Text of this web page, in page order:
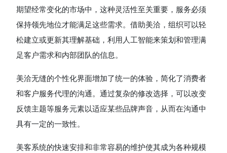
期望经常变化的市场中，这种灵活性至关重要，服务必须
保持领先地位才能满足这些需求。借助美洽，组织可以轻
松建立或更新其理解基础，利用人工智能来策划和管理满
足客户需求和内部团队的信息。
美洽无缝的个性化界面增加了统一的体验，简化了消费者
和客户服务代理的沟通。通过复杂的修改选择，可以改变
反馈主题等服务元素以适应某些品牌声音，从而在沟通中
具有一定的一致性。
美客系统的快速安排和非常容易的维护使其成为各种规模